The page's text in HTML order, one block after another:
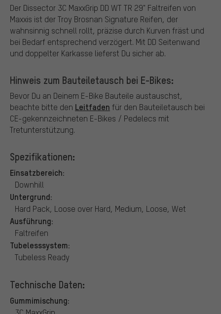
Der Dissector 3C MaxxGrip DD WT TR 29" Faltreifen von
Maxxis ist der Troy Brosnan Signature Reifen, der
wahnsinnig schnell rollt, präzise durch Kurven fräst und
bei Bedarf entsprechend verzögert. Mit DD Seitenwand
und doppelter Karkasse lieferst Du sicher ab.
Hinweis zum Bauteiletausch bei E-Bikes:
Bevor Du an Deinem E-Bike Bauteile austauschst,
beachte bitte den Leitfaden für den Bauteiletausch bei
CE-gekennzeichneten E-Bikes / Pedelecs mit
Tretunterstützung.
Spezifikationen:
Einsatzbereich:
Downhill
Untergrund:
Hard Pack, Loose over Hard, Medium, Loose, Wet
Ausführung:
Faltreifen
Tubelesssystem:
Tubeless Ready
Technische Daten:
Gummimischung: